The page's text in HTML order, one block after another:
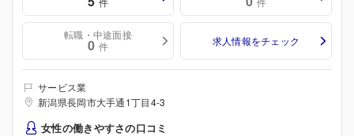
転職・中途面接
0 件 求人情報をチェック
サービス業
新潟県長岡市大手通1丁目4-3
女性の働きやすさの口コミ